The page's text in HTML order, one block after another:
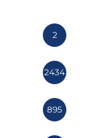
2
2434
895